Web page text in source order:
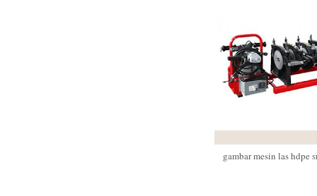
gambar mesin las hdpe